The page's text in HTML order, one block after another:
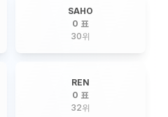
SAHO
0 표
30위
REN
0 표
32위